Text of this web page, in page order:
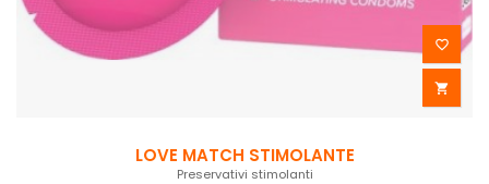


LOVE MATCH STIMOLANTE
Preservativi stimolanti